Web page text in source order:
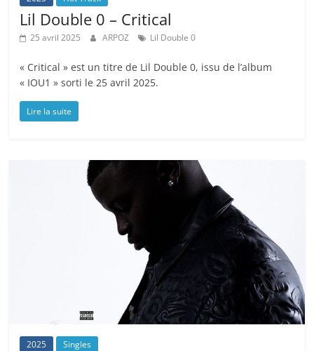
Lil Double 0 – Critical
25 avril 2025 ARPOZ Lil Double 0
« Critical » est un titre de Lil Double 0, issu de l’album
« IOU1 » sorti le 25 avril 2025.
Lire la suite
2025 Singles